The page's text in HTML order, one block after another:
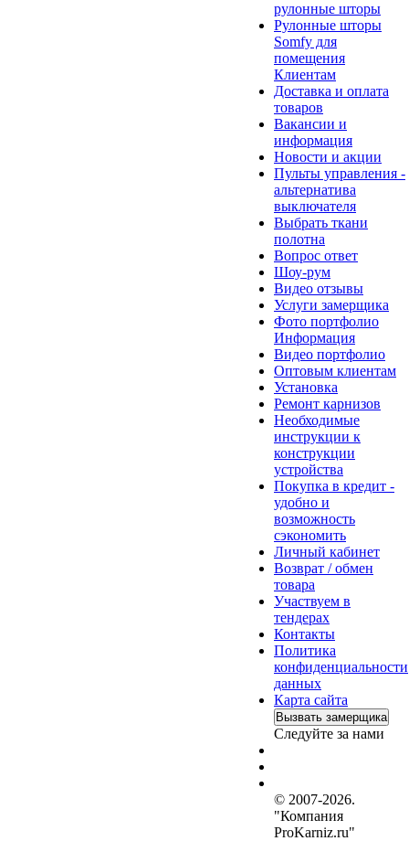
рулонные шторы
Рулонные шторы
Somfy для
помещения
Клиентам
Доставка и оплата
товаров
Вакансии и
информация
Новости и акции
Пульты управления -
альтернатива
выключателя
Выбрать ткани
полотна
Вопрос ответ
Шоу-рум
Видео отзывы
Услуги замерщика
Фото портфолио
Информация
Видео портфолио
Оптовым клиентам
Установка
Ремонт карнизов
Необходимые
инструкции к
конструкции
устройства
Покупка в кредит -
удобно и
возможность
сэкономить
Личный кабинет
Возврат / обмен
товара
Участвуем в
тендерах
Контакты
Политика
конфиденциальности
данных
Карта сайта
Вызвать замерщика
Следуйте за нами
© 2007-2026.
"Компания
ProKarniz.ru"